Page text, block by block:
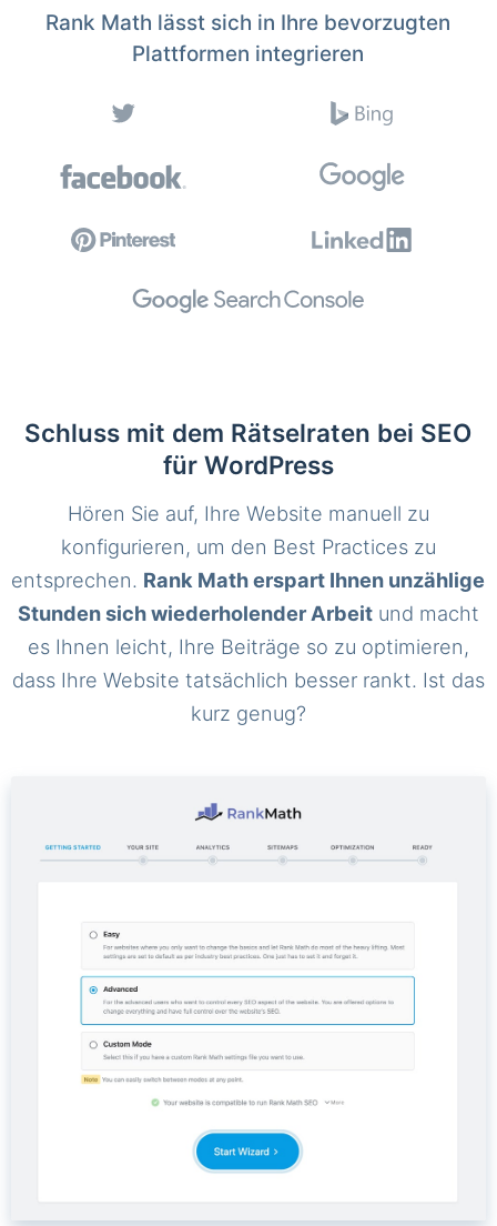
Rank Math lässt sich in Ihre bevorzugten
Plattformen integrieren
Schluss mit dem Rätselraten bei SEO
für WordPress
Hören Sie auf, Ihre Website manuell zu
konfigurieren, um den Best Practices zu
entsprechen. Rank Math erspart Ihnen unzählige
Stunden sich wiederholender Arbeitund macht
es Ihnen leicht, Ihre Beiträge so zu optimieren,
dass Ihre Website tatsächlich besser rankt. Ist das
kurz genug?